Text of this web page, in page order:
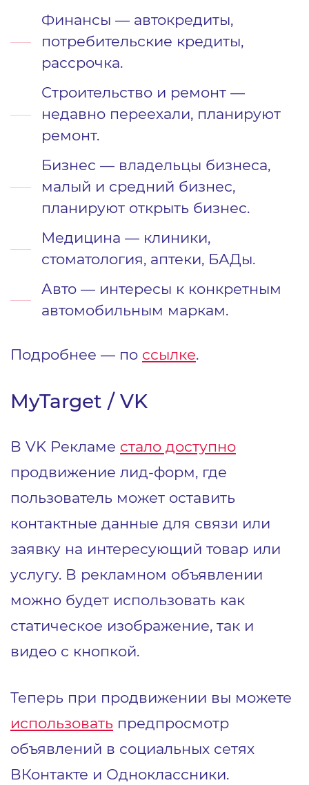
Финансы — автокредиты,
потребительские кредиты,
рассрочка.
Строительство и ремонт —
недавно переехали, планируют
ремонт.
Бизнес — владельцы бизнеса,
малый и средний бизнес,
планируют открыть бизнес.
Медицина — клиники,
стоматология, аптеки, БАДы.
Авто — интересы к конкретным
автомобильным маркам.
Подробнее — по ссылке.
MyTarget / VK
В VK Рекламе стало доступно
продвижение лид-форм, где
пользователь может оставить
контактные данные для связи или
заявку на интересующий товар или
услугу. В рекламном объявлении
можно будет использовать как
статическое изображение, так и
видео с кнопкой.
Теперь при продвижении вы можете
использовать предпросмотр
объявлений в социальных сетях
ВКонтакте и Одноклассники.